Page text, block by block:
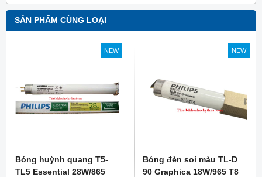
SẢN PHẨM CÙNG LOẠI
NEW
Bóng huỳnh quang T5-
TL5 Essential 28W/865
NEW
Bóng đèn soi màu TL-D
90 Graphica 18W/965 T8